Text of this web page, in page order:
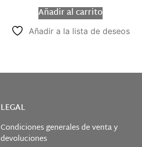
Añadir al carrito
Añadir a la lista de deseos
LEGAL
Condiciones generales de venta y
devoluciones